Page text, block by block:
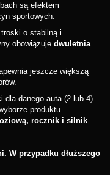
są efektem
sportowych.
troski o stabilną i
obowiązuje dwuletnia
jeszcze większą
dla danego auta (2 lub 4)
produktu
rocznik i silnik.
W przypadku dłuższego